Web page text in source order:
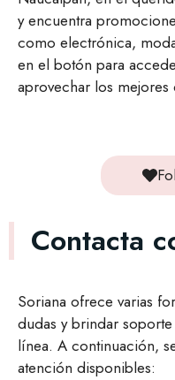
y encuentra
como electrónica,
en el botón para
aprovechar los mejores
Contacta
Soriana ofrece varias
dudas y brindar
línea. A continuación,
atención disponibles: